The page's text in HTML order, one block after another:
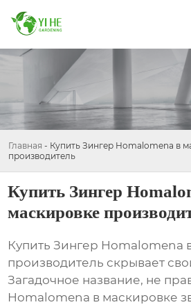
Главная - Купить Зингер Homalomena в
производитель
Купить Зингер
маскировке
Купить Зингер Homalomena
производитель скрывает
Загадочное название, не
Homalomena в маскировке